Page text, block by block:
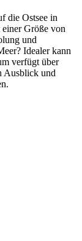
die Ostsee in
Größe von
und
Idealer kann
verfügt über
Ausblick und